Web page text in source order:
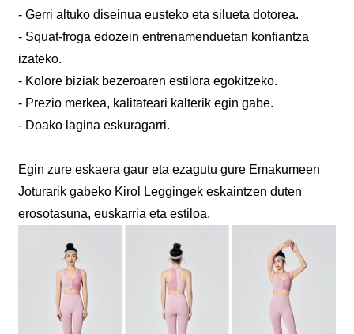
- Gerri altuko diseinua eusteko eta silueta dotorea.
- Squat-froga edozein entrenamenduetan konfiantza
izateko.
- Kolore biziak bezeroaren estilora egokitzeko.
- Prezio merkea, kalitateari kalterik egin gabe.
- Doako lagina eskuragarri.
Egin zure eskaera gaur eta ezagutu gure Emakumeen
Joturarik gabeko Kirol Leggingek eskaintzen duten
erosotasuna, euskarria eta estiloa.